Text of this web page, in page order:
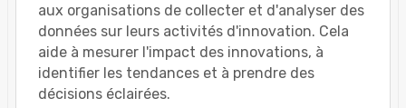
aux organisations de collecter et d'analyser des
données sur leurs activités d'innovation. Cela
aide à mesurer l'impact des innovations, à
identifier les tendances et à prendre des
décisions éclairées.